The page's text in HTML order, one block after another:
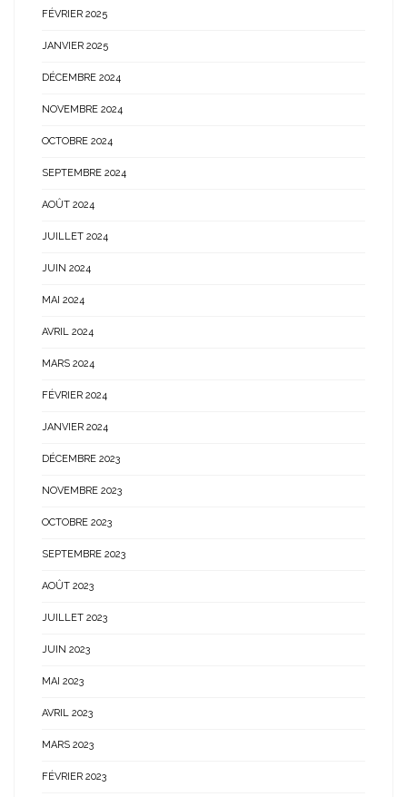
FÉVRIER 2025
JANVIER 2025
DÉCEMBRE 2024
NOVEMBRE 2024
OCTOBRE 2024
SEPTEMBRE 2024
AOÛT 2024
JUILLET 2024
JUIN 2024
MAI 2024
AVRIL 2024
MARS 2024
FÉVRIER 2024
JANVIER 2024
DÉCEMBRE 2023
NOVEMBRE 2023
OCTOBRE 2023
SEPTEMBRE 2023
AOÛT 2023
JUILLET 2023
JUIN 2023
MAI 2023
AVRIL 2023
MARS 2023
FÉVRIER 2023